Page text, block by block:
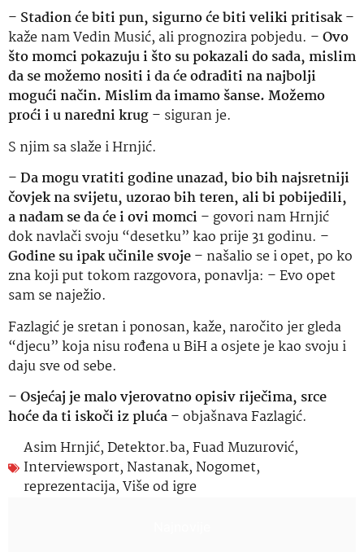
– Stadion će biti pun, sigurno će biti veliki pritisak–
kaže nam Vedin Musić, ali prognozira pobjedu. –Ovo
što momci pokazuju i što su pokazali do sada, mislim
da se možemo nositi i da će odraditi na najbolji
mogući način. Mislim da imamo šanse. Možemo
proći i u naredni krug– siguran je.
S njim sa slaže i Hrnjić.
–Da mogu vratiti godine unazad, bio bih najsretniji
čovjek na svijetu, uzorao bih teren, ali bi pobijedili,
a nadam se da će i ovi momci– govori nam Hrnjić
dok navlači svoju “desetku” kao prije 31 godinu. –
Godine su ipak učinile svoje– našalio se i opet, po ko
zna koji put tokom razgovora, ponavlja: – Evo opet
sam se naježio.
Fazlagić je sretan i ponosan, kaže, naročito jer gleda
“djecu” koja nisu rođena u BiH a osjete je kao svoju i
daju sve od sebe.
–Osjećaj je malo vjerovatno opisiv riječima, srce
hoće da ti iskoči iz pluća– objašnava Fazlagić.
Asim Hrnjić,Detektor.ba,Fuad Muzurović,
Interviewsport,Nastanak,Nogomet,
reprezentacija,Više od igre